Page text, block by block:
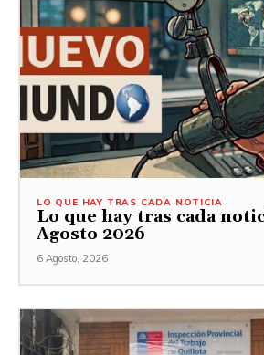
LO QUE HAY TRAS CADA NOTICIA
Lo que hay tras cada
Agosto 2026
6 Agosto, 2026